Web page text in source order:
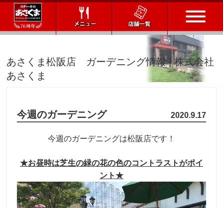
店舗一覧
メニュー
会社情報
会社概要
IR情報
通販サイト
お問い合わせ
あさくま松阪店 ガーデニング情報 | 株式会社
あさくま
今週のガーデニング 2020.9.17
今週のガーデニングは松阪店です！
★お昼時は芝生の緑の花の色のコントラストがポイ
ント★